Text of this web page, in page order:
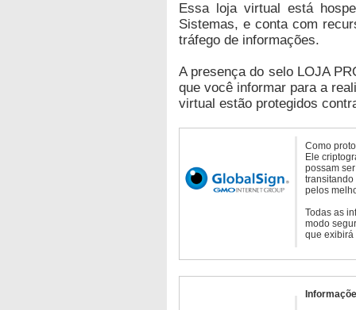
Essa loja virtual está
Sistemas, e conta com
tráfego de informações.
A presença do selo LOJA
que você informar para a
virtual estão protegidos
Como
Ele
possam
transitando
pelos
Todas as
modo
que exibirá